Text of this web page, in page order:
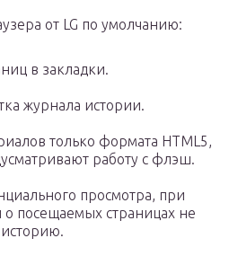
от LG по умолчанию:
в закладки.
журнала истории.
только формата HTML5,
работу с флэш.
просмотра, при
о посещаемых страницах не
историю.